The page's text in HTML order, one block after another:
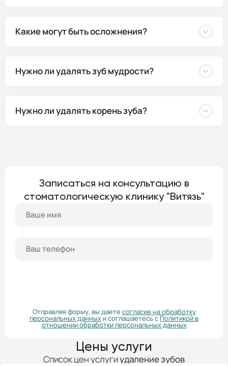
Какие могут быть осложнения?
Нужно ли удалять зуб мудрости?
Нужно ли удалять корень зуба?
Записаться на консультацию в
стоматологическую клинику "Витязь"
Отправляя форму, вы даете согласие на обработку
персональных данныхи соглашаетесь сПолитикой в
отношении обработки персональных данных
Цены услуги
Список цен услугиудаление зубов